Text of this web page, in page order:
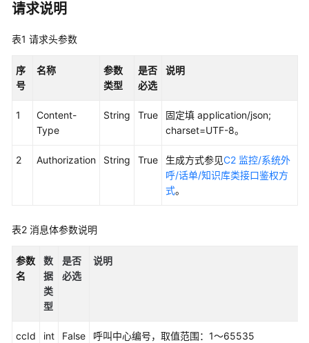
考
接
鉴
式
统
接
参
考
（API
Fabric）
座
请求说明
表1 请求头参数
序
号
名称
参数
类型
是否
必选
说明
1
Content-
Type
String True
固定填 application/json;
charset=UTF-8。
2 Authorization String True 生成方式参见C2 监控/系统外
呼/话单/知识库类接口鉴权方
式。
表2 消息体参数说明
参数
名
数
据
类
型
是否
必选
说明
ccId int False
呼叫中心编号，取值范围：1～65535